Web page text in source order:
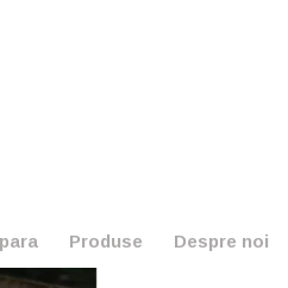
Produse Despre noi
Telemea